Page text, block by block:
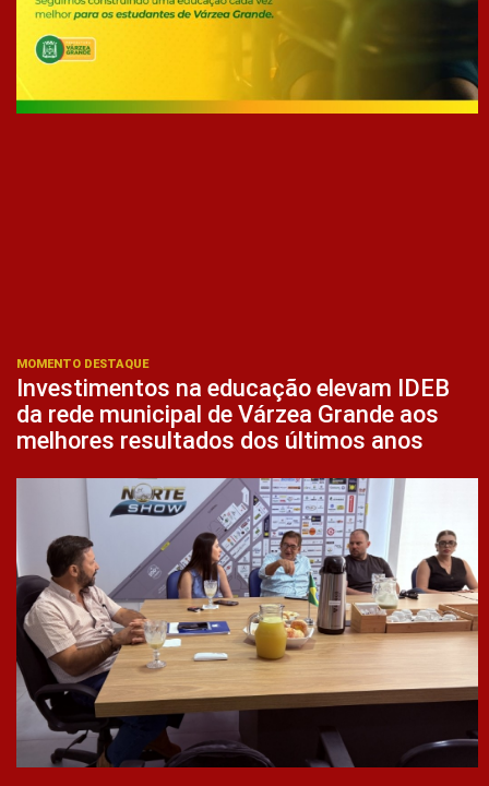
MOMENTO DESTAQUE
Investimentos na educação elevam IDEB
da rede municipal de Várzea Grande aos
melhores resultados dos últimos anos